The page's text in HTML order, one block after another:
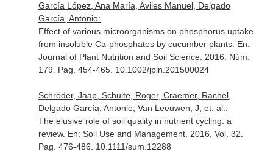
García López, Ana María, Aviles Manuel, Delgado
García, Antonio:
Effect of various microorganisms on phosphorus uptake
from insoluble Ca-phosphates by cucumber plants. En:
Journal of Plant Nutrition and Soil Science. 2016. Núm.
179. Pag. 454-465. 10.1002/jpln.201500024
Schröder, Jaap, Schulte, Roger, Craemer, Rachel,
Delgado García, Antonio, Van Leeuwen, J, et. al.:
The elusive role of soil quality in nutrient cycling: a
review. En: Soil Use and Management. 2016. Vol. 32.
Pag. 476-486. 10.1111/sum.12288